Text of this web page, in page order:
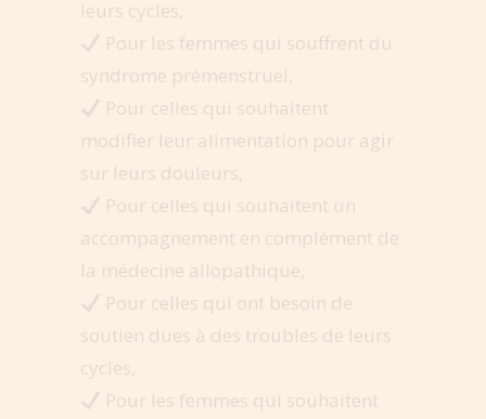
leurs cycles,
Pour les femmes qui souffrent du
syndrome prémenstruel,
Pour celles qui souhaitent
modifier leur alimentation pour agir
sur leurs douleurs,
Pour celles qui souhaitent un
accompagnement en complément de
la médecine allopathique,
Pour celles qui ont besoin de
soutien dues à des troubles de leurs
cycles,
Pour les femmes qui souhaitent